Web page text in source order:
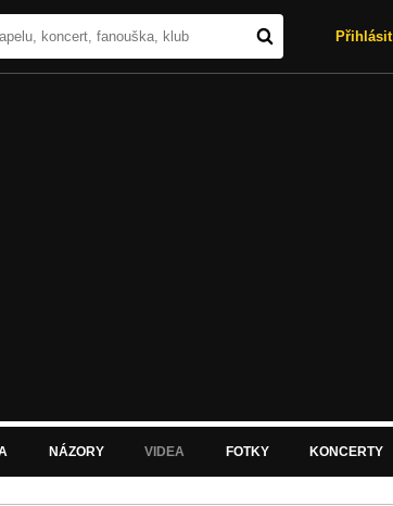
Přihlásit
NÁZORY VIDEA FOTKY KONCERTY